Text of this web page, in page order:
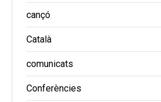
cançó
Català
comunicats
Conferències